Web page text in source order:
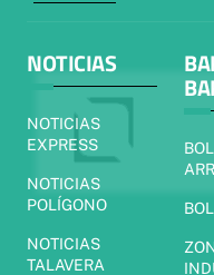
NOTICIAS
NOTICIAS
EXPRESS
NOTICIAS
POLÍGONO
NOTICIAS
TALAVERA